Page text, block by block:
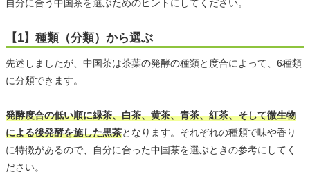
自分に合う中国茶を選ぶためのヒントにしてください。
【1】種類（分類）から選ぶ
先述しましたが、中国茶は茶葉の発酵の種類と度合によって、6種類
に分類できます。
発酵度合の低い順に緑茶、白茶、黄茶、青茶、紅茶、そして微生物
による後発酵を施した黒茶となります。それぞれの種類で味や香り
に特徴があるので、自分に合った中国茶を選ぶときの参考にしてく
ださい。